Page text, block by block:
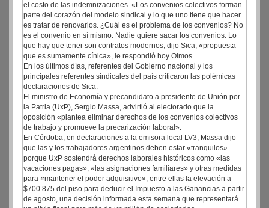
el costo de las indemnizaciones. «Los convenios colectivos forman
parte del corazón del modelo sindical y lo que uno tiene que hacer
es tratar de renovarlos. ¿Cuál es el problema de los convenios? No
es el convenio en sí mismo. Nadie quiere sacar los convenios. Lo
que hay que tener son contratos modernos, dijo Sica; «propuesta
que es sumamente cínica», le respondió hoy Olmos.
En los últimos días, referentes del Gobierno nacional y los
principales referentes sindicales del país criticaron las polémicas
declaraciones de Sica.
El ministro de Economía y precandidato a presidente de Unión por
la Patria (UxP), Sergio Massa, advirtió al electorado que la
oposición «plantea eliminar derechos de los convenios colectivos
de trabajo y promueve la precarización laboral».
En Córdoba, en declaraciones a la emisora local LV3, Massa dijo
que las y los trabajadores argentinos deben estar «tranquilos»
porque UxP sostendrá derechos laborales históricos como «las
vacaciones pagas», «las asignaciones familiares» y otras medidas
para «mantener el poder adquisitivo», entre ellas la elevación a
$700.875 del piso para deducir el Impuesto a las Ganancias a partir
de agosto, una decisión informada esta semana que representará